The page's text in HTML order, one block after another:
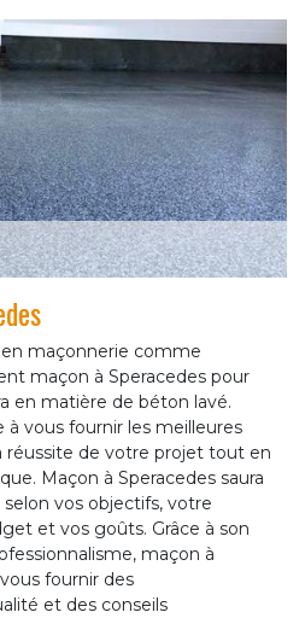
en maçonnerie comme
maçon à Speracedes pour
en matière de béton lavé.
à vous fournir les meilleures
réussite de votre projet tout en
Maçon à Speracedes saura
vos objectifs, votre
et vos goûts. Grâce à son
maçon à
fournir des
et des conseils